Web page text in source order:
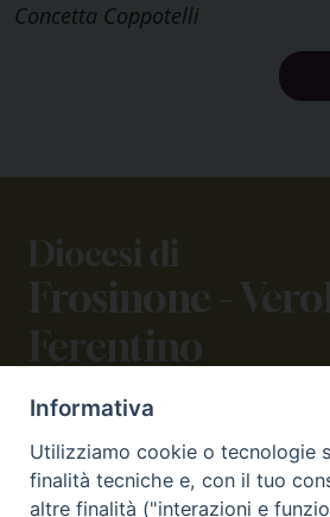
Concetta Coppotelli
Diocesi di
Frosinone -
Ferentino
CONTATTI
viale Volsci 105 (ex via dei
03100 Frosinone (FR)
Informativa
Utilizziamo cookie o tecnologie
finalità tecniche e, con il tuo
altre finalità ("interazioni e